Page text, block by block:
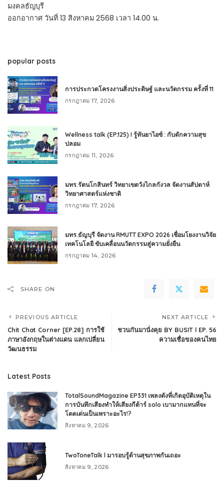
มงคลธัญบุรี
ออกอากาศ วันที่ 13 สิงหาคม 2568 เวลา 14.00 น.
popular posts
การประกวดโครงงานสิ่งประดิษฐ์ และนวัตกรรม ครั้งที่ 11
กรกฎาคม 17, 2026
Wellness talk (EP.125) I รู้ทันยาไอซ์ : กับดักความสุข
ปลอม
กรกฎาคม 11, 2026
มทร.รัตนโกสินทร์ วิทยาเขตวังไกลกังวล จัดงานสัปดาห์
วิทยาศาสตร์แห่งชาติ
กรกฎาคม 17, 2026
มทร.ธัญบุรี จัดงาน RMUTT EXPO 2026 เชื่อมโยงงานวิจัย
เทคโนโลยี ขับเคลื่อนนวัตกรรมสู่ความยั่งยืน
กรกฎาคม 14, 2026
SHARE ON
PREVIOUS ARTICLE
Chit Chat Corner [EP.28] การใช้
ภาษาอังกฤษในต่างแดน แลกเปลี่ยน
วัฒนธรรม
NEXT ARTICLE
ชวนกันมานั่งคุย BY BUSIT l EP. 56
ความเชื่อของคนไทย
Latest Posts
TotalSoundMagazine EP331 เพลงดังที่เกิดอุบัติเหตุใน
การบันทึกเสียงทำให้เสียงกีต้าร์ solo เบามากแทนที่จะ
โดดเด่นเป็นเพราะอะไร!?
สิงหาคม 9, 2026
TwoToneTalk l มารอบรู้ด้านสุขภาพกันเถอะ
สิงหาคม 9, 2026